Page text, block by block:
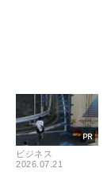
ビジネス
2026.07.21